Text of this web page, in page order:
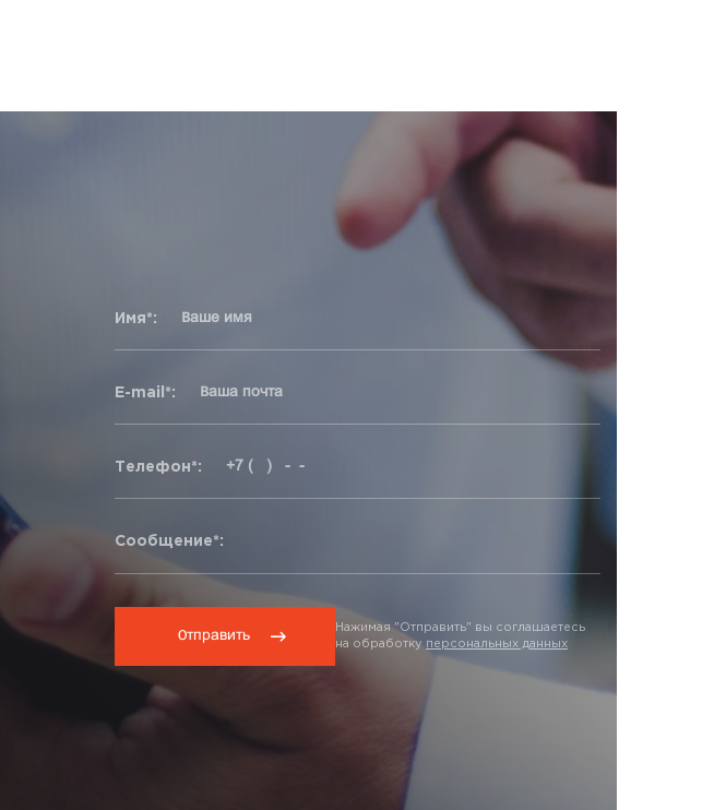
Имя*:
E-mail*:
Телефон*:
Сообщение*:
Нажимая "Отправить" вы соглашаетесь
на обработку персональных данных